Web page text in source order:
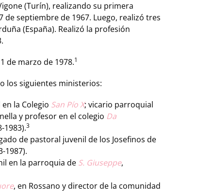
(Turín), realizando su primera
septiembre de 1967. Luego, realizó tres
(España). Realizó la profesión
de marzo de 1978.1
los siguientes ministerios:
la Colegio San Pío X; vicario parroquial
y profesor en el colegio Da
1983).3
de pastoral juvenil de los Josefinos de
1987).
en la parroquia de S. Giuseppe,
, en Rossano y director de la comunidad